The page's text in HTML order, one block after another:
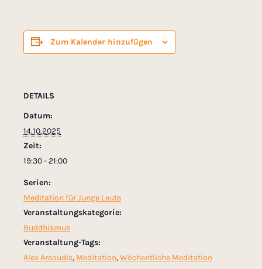
Zum Kalender hinzufügen
DETAILS
Datum:
14.10.2025
Zeit:
19:30 - 21:00
Serien:
Meditation für Junge Leute
Veranstaltungskategorie:
Buddhismus
Veranstaltung-Tags:
Alex Arsoudis, Meditation,Wöchentliche Meditation